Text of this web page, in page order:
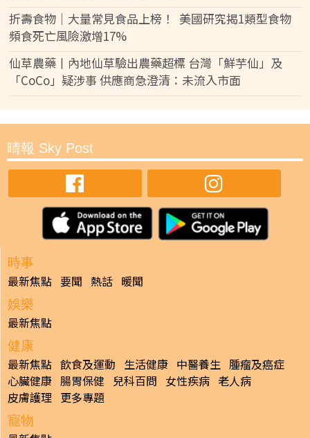
折壽食物｜大量常見食品上榜！ 美國研究揭1類型食物
頻食死亡風險激增17%
仙草農藥丨內地仙草驗出農藥超標 台灣「鮮芋仙」及
「CoCo」疑涉事 供應商急澄清：未流入市面
晴報 Sky Post
時事
最新焦點 要聞 熱話 暖聞
娛樂
最新焦點
健康
最新焦點 飲食及運動 生活健康 中醫養生 腫瘤及癌症
心臟健康 腸胃保健 兒科百問 女性疾病 老人病
皮膚護理 更多專題
寵物